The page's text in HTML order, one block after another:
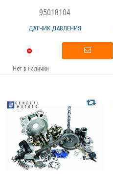
95018104
ДАТЧИК ДАВЛЕНИЯ
Нет в наличии